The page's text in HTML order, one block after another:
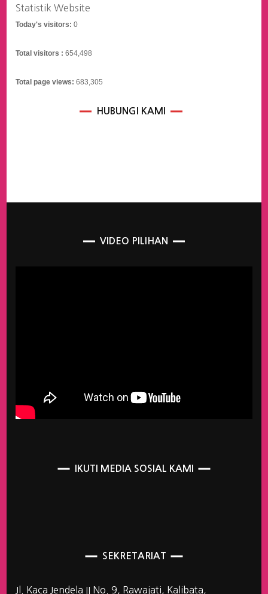
Statistik Website
Today's visitors:0
Total visitors :654,498
Total page views:683,305
HUBUNGI KAMI
VIDEO PILIHAN
IKUTI MEDIA SOSIAL KAMI
SEKRETARIAT
Jl. Kaca Jendela II No. 9, Rawajati, Kalibata,